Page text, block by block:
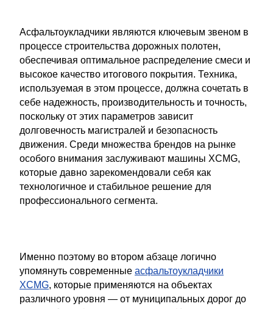
Асфальтоукладчики являются ключевым звеном в
процессе строительства дорожных полотен,
обеспечивая оптимальное распределение смеси и
высокое качество итогового покрытия. Техника,
используемая в этом процессе, должна сочетать в
себе надежность, производительность и точность,
поскольку от этих параметров зависит
долговечность магистралей и безопасность
движения. Среди множества брендов на рынке
особого внимания заслуживают машины XCMG,
которые давно зарекомендовали себя как
технологичное и стабильное решение для
профессионального сегмента.
Именно поэтому во втором абзаце логично
упомянуть современные асфальтоукладчики
XCMG, которые применяются на объектах
различного уровня — от муниципальных дорог до